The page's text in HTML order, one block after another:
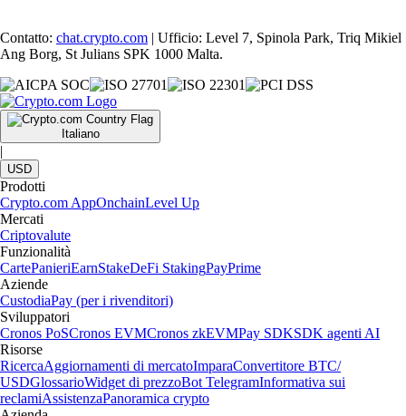
Contatto: chat.crypto.com | Ufficio: Level 7, Spinola Park, Triq Mikiel
Ang Borg, St Julians SPK 1000 Malta.
Italiano
|
USD
Prodotti
Crypto.com AppOnchainLevel Up
Mercati
Criptovalute
Funzionalità
CartePanieriEarnStakeDeFi StakingPayPrime
Aziende
CustodiaPay (per i rivenditori)
Sviluppatori
Cronos PoSCronos EVMCronos zkEVMPay SDKSDK agenti AI
Risorse
RicercaAggiornamenti di mercatoImparaConvertitore BTC/
USDGlossarioWidget di prezzoBot TelegramInformativa sui
reclamiAssistenzaPanoramica crypto